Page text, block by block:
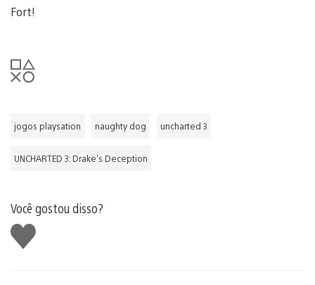
Fort!
jogos playsation naughty dog uncharted 3
UNCHARTED 3: Drake's Deception
Você gostou disso?
Curtir